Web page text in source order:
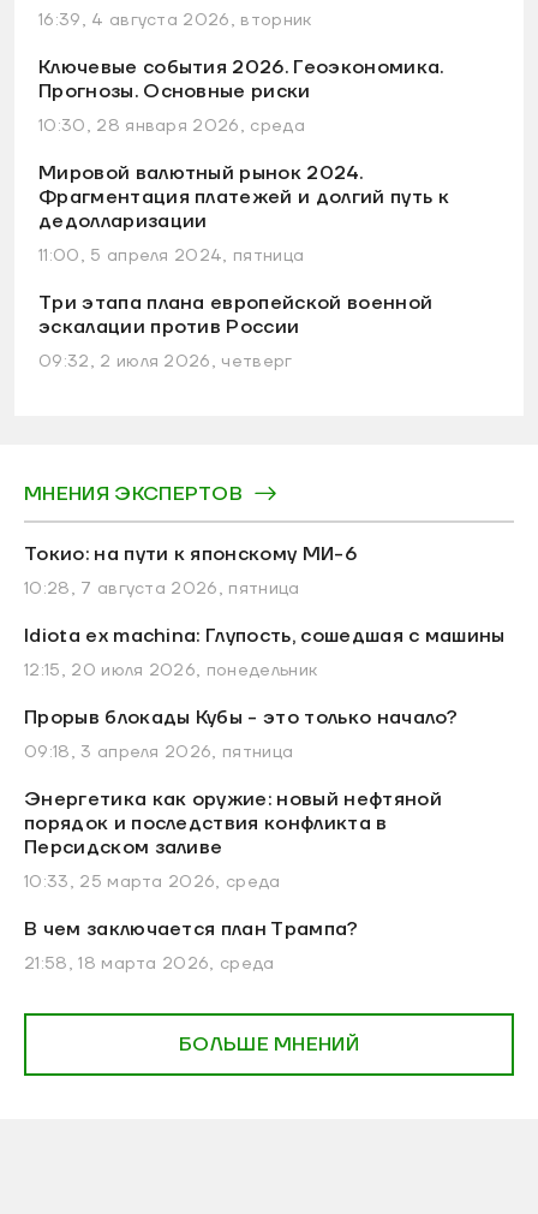
16:39, 4 августа 2026, вторник
Ключевые события 2026. Геоэкономика.
Прогнозы. Основные риски
10:30, 28 января 2026, среда
Мировой валютный рынок 2024.
Фрагментация платежей и долгий путь к
дедолларизации
11:00, 5 апреля 2024, пятница
Три этапа плана европейской военной
эскалации против России
09:32, 2 июля 2026, четверг
МНЕНИЯ ЭКСПЕРТОВ
Токио: на пути к японскому МИ-6
10:28, 7 августа 2026, пятница
Idiota ex machina: Глупость, сошедшая с машины
12:15, 20 июля 2026, понедельник
Прорыв блокады Кубы - это только начало?
09:18, 3 апреля 2026, пятница
Энергетика как оружие: новый нефтяной
порядок и последствия конфликта в
Персидском заливе
10:33, 25 марта 2026, среда
В чем заключается план Трампа?
21:58, 18 марта 2026, среда
БОЛЬШЕ МНЕНИЙ